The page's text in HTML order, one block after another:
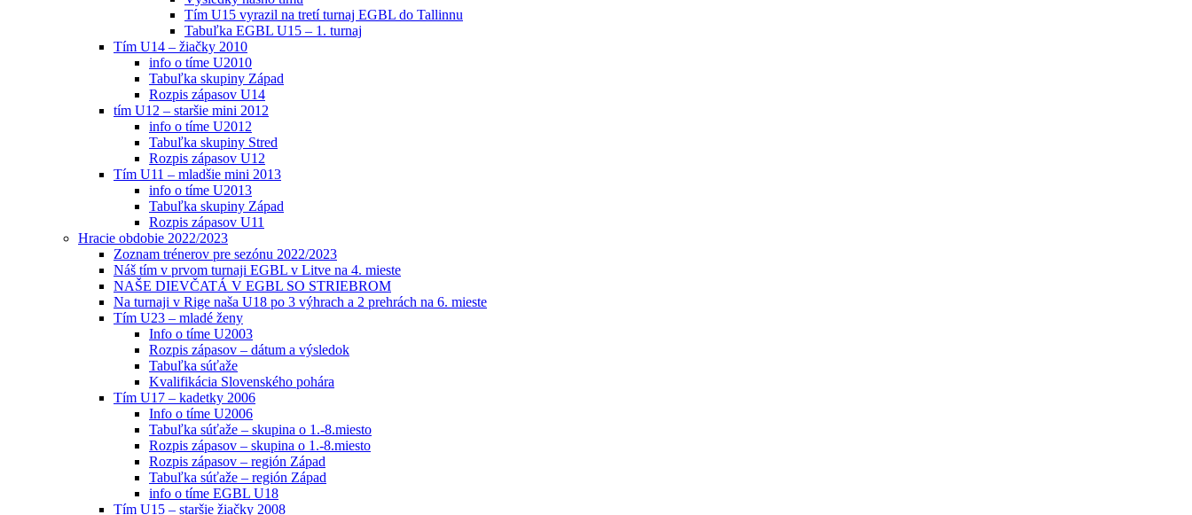
Tím U15 vyrazil na tretí turnaj EGBL do Tallinnu
Tabuľka EGBL U15 – 1. turnaj
Tím U14 – žiačky 2010
info o tíme U2010
Tabuľka skupiny Západ
Rozpis zápasov U14
tím U12 – staršie mini 2012
info o tíme U2012
Tabuľka skupiny Stred
Rozpis zápasov U12
Tím U11 – mladšie mini 2013
info o tíme U2013
Tabuľka skupiny Západ
Rozpis zápasov U11
Hracie obdobie 2022/2023
Zoznam trénerov pre sezónu 2022/2023
Náš tím v prvom turnaji EGBL v Litve na 4. mieste
NAŠE DIEVČATÁ V EGBL SO STRIEBROM
Na turnaji v Rige naša U18 po 3 výhrach a 2 prehrách na 6. mieste
Tím U23 – mladé ženy
Info o tíme U2003
Rozpis zápasov – dátum a výsledok
Tabuľka súťaže
Kvalifikácia Slovenského pohára
Tím U17 – kadetky 2006
Info o tíme U2006
Tabuľka súťaže – skupina o 1.-8.miesto
Rozpis zápasov – skupina o 1.-8.miesto
Rozpis zápasov – región Západ
Tabuľka súťaže – región Západ
info o tíme EGBL U18
Tím U15 – staršie žiačky 2008